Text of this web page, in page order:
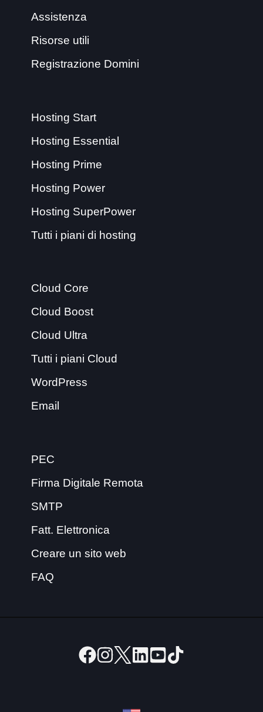
Assistenza
Risorse utili
Registrazione Domini
Hosting Start
Hosting Essential
Hosting Prime
Hosting Power
Hosting SuperPower
Tutti i piani di hosting
Cloud Core
Cloud Boost
Cloud Ultra
Tutti i piani Cloud
WordPress
Email
PEC
Firma Digitale Remota
SMTP
Fatt. Elettronica
Creare un sito web
FAQ